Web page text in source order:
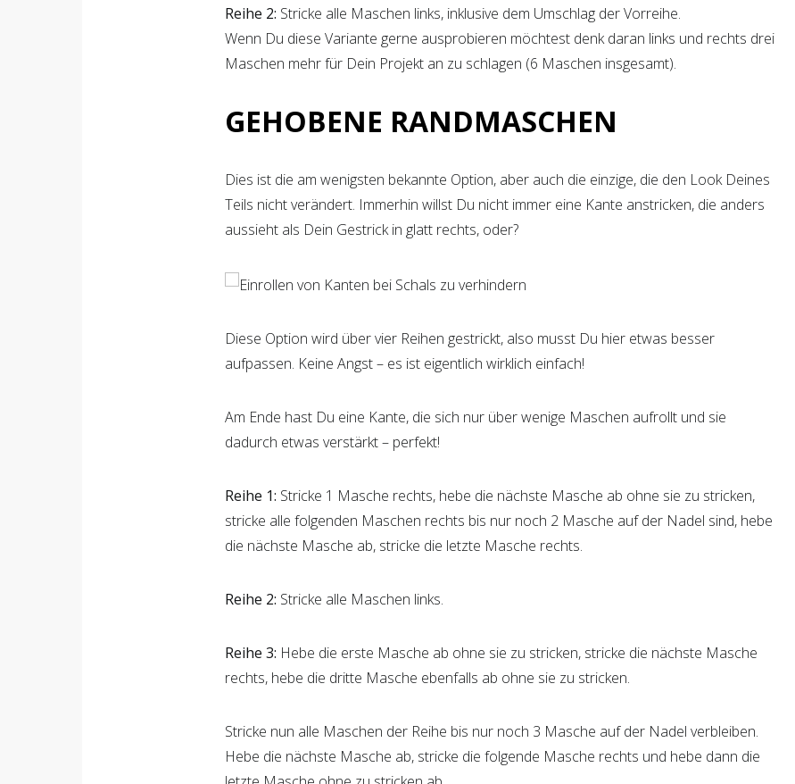
Reihe 2: Stricke alle Maschen links, inklusive dem Umschlag der Vorreihe.
Wenn Du diese Variante gerne ausprobieren möchtest denk daran links und rechts drei
Maschen mehr für Dein Projekt an zu schlagen (6 Maschen insgesamt).
GEHOBENE RANDMASCHEN
Dies ist die am wenigsten bekannte Option, aber auch die einzige, die den Look Deines
Teils nicht verändert. Immerhin willst Du nicht immer eine Kante anstricken, die anders
aussieht als Dein Gestrick in glatt rechts, oder?
Diese Option wird über vier Reihen gestrickt, also musst Du hier etwas besser
aufpassen. Keine Angst – es ist eigentlich wirklich einfach!
Am Ende hast Du eine Kante, die sich nur über wenige Maschen aufrollt und sie
dadurch etwas verstärkt – perfekt!
Reihe 1: Stricke 1 Masche rechts, hebe die nächste Masche ab ohne sie zu stricken,
stricke alle folgenden Maschen rechts bis nur noch 2 Masche auf der Nadel sind, hebe
die nächste Masche ab, stricke die letzte Masche rechts.
Reihe 2: Stricke alle Maschen links.
Reihe 3: Hebe die erste Masche ab ohne sie zu stricken, stricke die nächste Masche
rechts, hebe die dritte Masche ebenfalls ab ohne sie zu stricken.
Stricke nun alle Maschen der Reihe bis nur noch 3 Masche auf der Nadel verbleiben.
Hebe die nächste Masche ab, stricke die folgende Masche rechts und hebe dann die